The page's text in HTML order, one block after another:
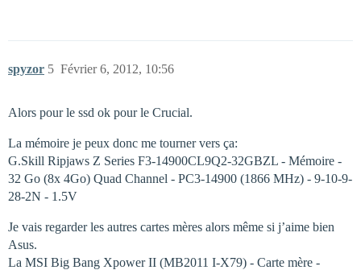
spyzor Février 6, 2012, 10:56
5
Alors pour le ssd ok pour le Crucial.
La mémoire je peux donc me tourner vers ça:
G.Skill Ripjaws Z Series F3-14900CL9Q2-32GBZL - Mémoire -
32 Go (8x 4Go) Quad Channel - PC3-14900 (1866 MHz) - 9-10-9-
28-2N - 1.5V
Je vais regarder les autres cartes mères alors même si j’aime bien
Asus.
La MSI Big Bang Xpower II (MB2011 I-X79) - Carte mère -